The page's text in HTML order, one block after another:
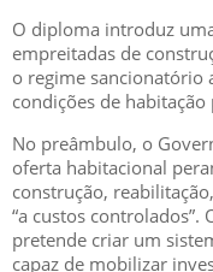
O diploma introduz
empreitadas de
o regime sancionatório
condições de
No preâmbulo, o
oferta habitacional
construção,
“a custos
pretende criar um
capaz de mobilizar